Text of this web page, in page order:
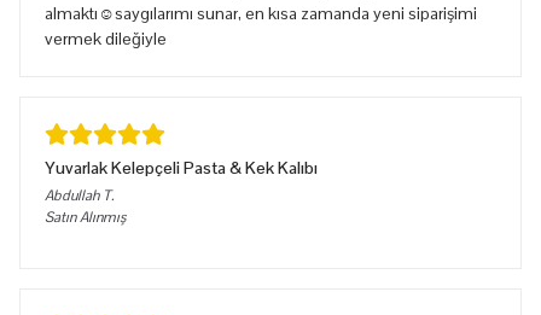
almaktı☺️saygılarımı sunar, en kısa zamanda yeni siparişimi
vermek dileğiyle
Yuvarlak Kelepçeli Pasta & Kek Kalıbı
Abdullah T.
Satın Alınmış